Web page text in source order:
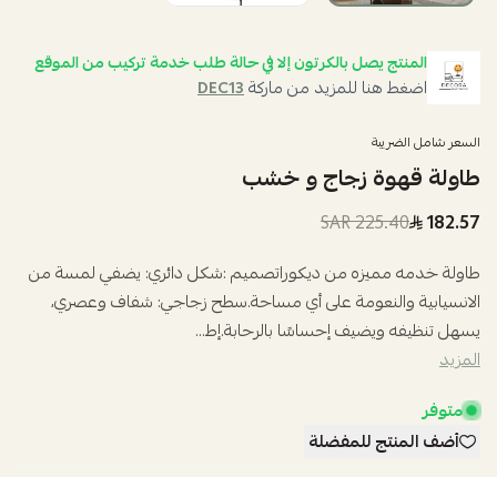
المنتج يصل بالكرتون إلا في حالة طلب خدمة تركيب من الموقع
اضغط هنا للمزيد من ماركةDEC13
السعر شامل الضريبة
طاولة قهوة زجاج و خشب
182.57
225.40 SAR
طاولة خدمه مميزه من ديكوراتصميم :شكل دائري: يضفي لمسة من
الانسيابية والنعومة على أي مساحة.سطح زجاجي: شفاف وعصري،
يسهل تنظيفه ويضيف إحساسًا بالرحابة.إط...
المزيد
متوفر
أضف المنتج للمفضلة